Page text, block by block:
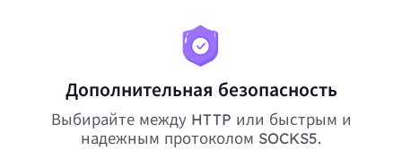
Дополнительная безопасность
Выбирайте между HTTP или быстрым и
надежным протоколом SOCKS5.